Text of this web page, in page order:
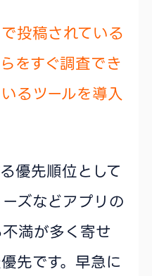
投稿されている
をすぐ調査でき
るツールを導入
優先順位として
ズなどアプリの
満が多く寄せ
先です。早急に